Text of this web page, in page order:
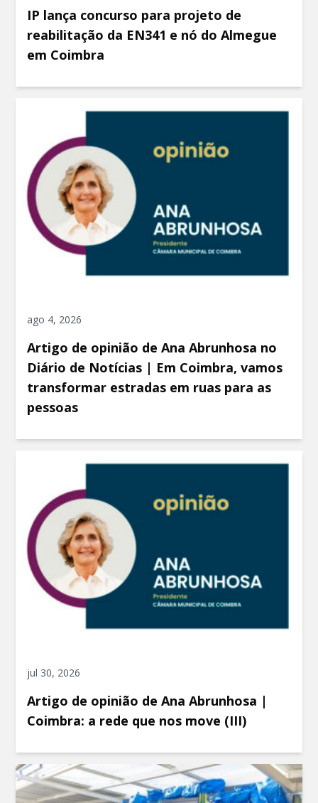
IP lança concurso para projeto de
reabilitação da EN341 e nó do Almegue
em Coimbra
ago 4, 2026
Artigo de opinião de Ana Abrunhosa no
Diário de Notícias | Em Coimbra, vamos
transformar estradas em ruas para as
pessoas
jul 30, 2026
Artigo de opinião de Ana Abrunhosa |
Coimbra: a rede que nos move (III)